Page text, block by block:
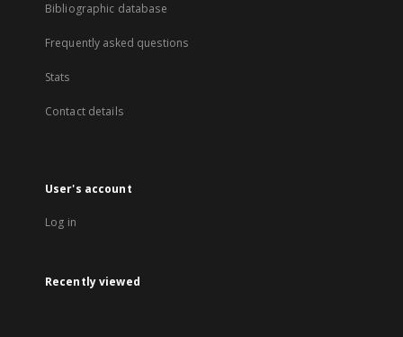
Bibliographic database
Frequently asked questions
Stats
Contact details
User's account
Log in
Recently viewed